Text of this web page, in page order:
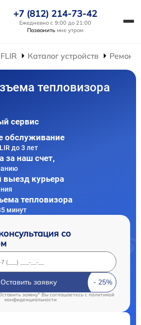
+7 (812) 214-73-42
Ежедневно с 9:00 до 21:00
Позвонить мне утром
Каталог устройств Ремонт
тепловизора
сервис
обслуживание
до 3 лет
за наш счет,
выезд курьера
тепловизора
минут
со
Оставить заявку
заявку" Вы соглашаетесь c политикой
конфиденциальности